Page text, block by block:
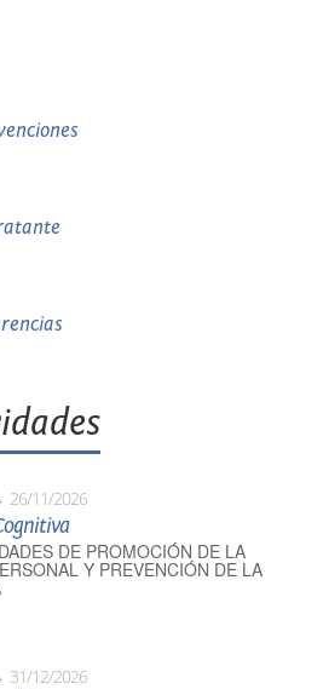
26/11/2026
DE PROMOCIÓN DE LA
Y PREVENCIÓN DE LA
31/12/2026